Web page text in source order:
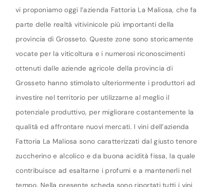
vi proponiamo oggi l’azienda Fattoria La Maliosa, che fa
parte delle realtà vitivinicole più importanti della
provincia di Grosseto. Queste zone sono storicamente
vocate per la viticoltura e i numerosi riconoscimenti
ottenuti dalle aziende agricole della provincia di
Grosseto hanno stimolato ulteriormente i produttori ad
investire nel territorio per utilizzarne al meglio il
potenziale produttivo, per migliorare costantemente la
qualità ed affrontare nuovi mercati. I vini dell’azienda
Fattoria La Maliosa sono caratterizzati dal giusto tenore
zuccherino e alcolico e da buona acidità fissa, la quale
contribuisce ad esaltarne i profumi e a mantenerli nel
tempo. Nella presente scheda sono riportati tutti i vini